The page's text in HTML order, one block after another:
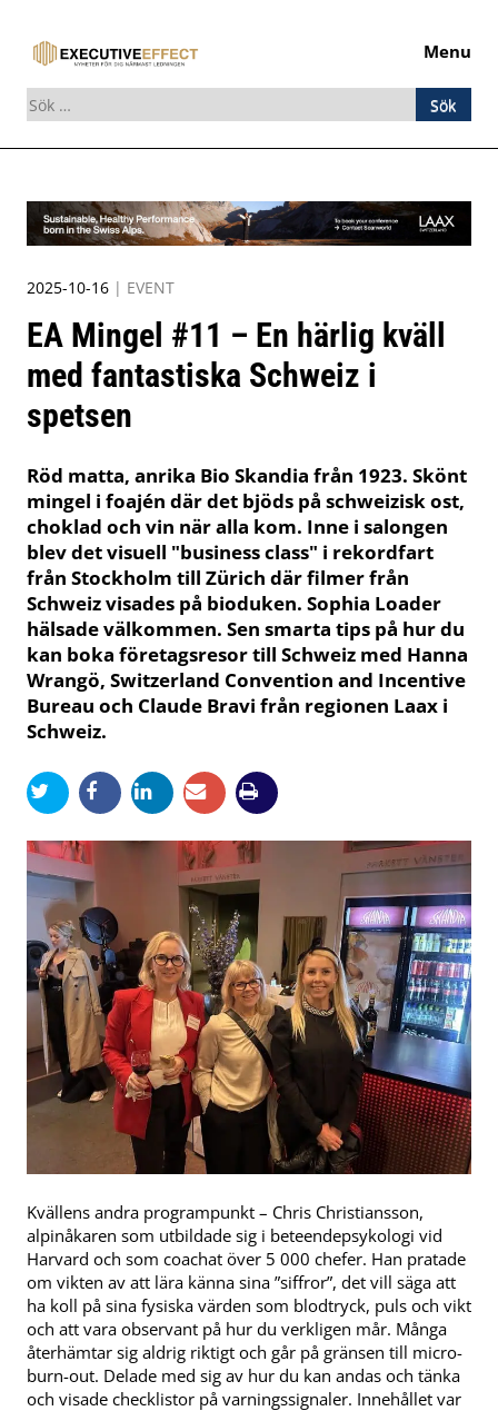
Menu
Sök
efter:
content
2025-10-16 | EVENT
EA Mingel #11 – En härlig kväll
med fantastiska Schweiz i
spetsen
Röd matta, anrika Bio Skandia från 1923. Skönt
mingel i foajén där det bjöds på schweizisk ost,
choklad och vin när alla kom. Inne i salongen
blev det visuell "business class" i rekordfart
från Stockholm till Zürich där filmer från
Schweiz visades på bioduken. Sophia Loader
hälsade välkommen. Sen smarta tips på hur du
kan boka företagsresor till Schweiz med Hanna
Wrangö, Switzerland Convention and Incentive
Bureau och Claude Bravi från regionen Laax i
Schweiz.
Kvällens andra programpunkt – Chris Christiansson,
alpinåkaren som utbildade sig i beteendepsykologi vid
Harvard och som coachat över 5 000 chefer. Han pratade
om vikten av att lära känna sina ”siffror”, det vill säga att
ha koll på sina fysiska värden som blodtryck, puls och vikt
och att vara observant på hur du verkligen mår. Många
återhämtar sig aldrig riktigt och går på gränsen till micro-
burn-out. Delade med sig av hur du kan andas och tänka
och visade checklistor på varningssignaler. Innehållet var